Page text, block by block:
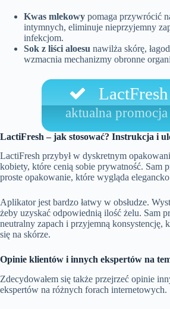
Kwas mlekowy pomaga przywrócić
intymnych, eliminuje nieprzyjemny
infekcjom.
Sok z liści aloesu nawilża skórę,
wzmacnia mechanizmy obronne
aktualna
LactiFresh – jak stosować? Instrukcja i
LactiFresh przybył w dyskretnym
kobiety, które cenią sobie prywatność. Sam
proste opakowanie, które wygląda elegancko
Aplikator jest bardzo łatwy w obsłudze.
żeby uzyskać odpowiednią ilość żelu. Sam
neutralny zapach i przyjemną konsystencję,
się na skórze.
Opinie klientów i innych ekspertów na
Zdecydowałem się także przejrzeć opinie
ekspertów na różnych forach internetowych.